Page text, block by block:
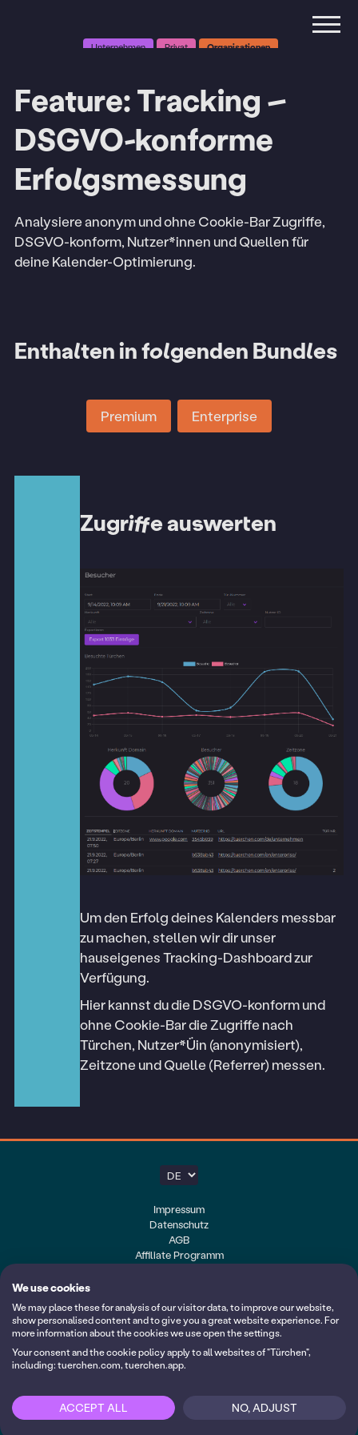
Darum Türchen
Funktionen
Über uns
Blog
Hilfe
10 Jahre Türchen
Unternehmen Privat Organisationen
Login
Feature: Tracking –
DSGVO-konforme
Erfolgsmessung
Analysiere anonym und ohne Cookie-Bar Zugriffe,
DSGVO-konform, Nutzer*innen und Quellen für
deine Kalender-Optimierung.
Enthalten in folgenden Bundles
Premium Enterprise
Zugriffe auswerten
Um den Erfolg deines Kalenders messbar
zu machen, stellen wir dir unser
hauseigenes Tracking-Dashboard zur
Verfügung.
Hier kannst du die DSGVO-konform und
ohne Cookie-Bar die Zugriffe nach
Türchen, Nutzer*Üin (anonymisiert),
Zeitzone und Quelle (Referrer) messen.
Folge uns auf YouTube
Impressum
Datenschutz
AGB
Affiliate Programm
Meine Kalender
Login
We use cookies
We may place these for analysis of our visitor data, to improve our website,
show personalised content and to give you a great website experience. For
more information about the cookies we use open the settings.
Your consent and the cookie policy apply to all websites of "Türchen",
including: tuerchen.com, tuerchen.app.
ACCEPT ALL NO, ADJUST